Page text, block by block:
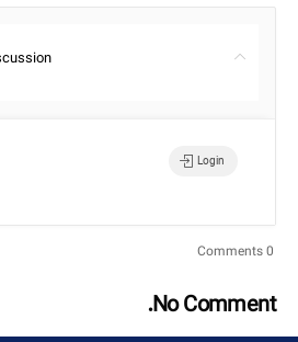
Login
0 Comments
No Comment.